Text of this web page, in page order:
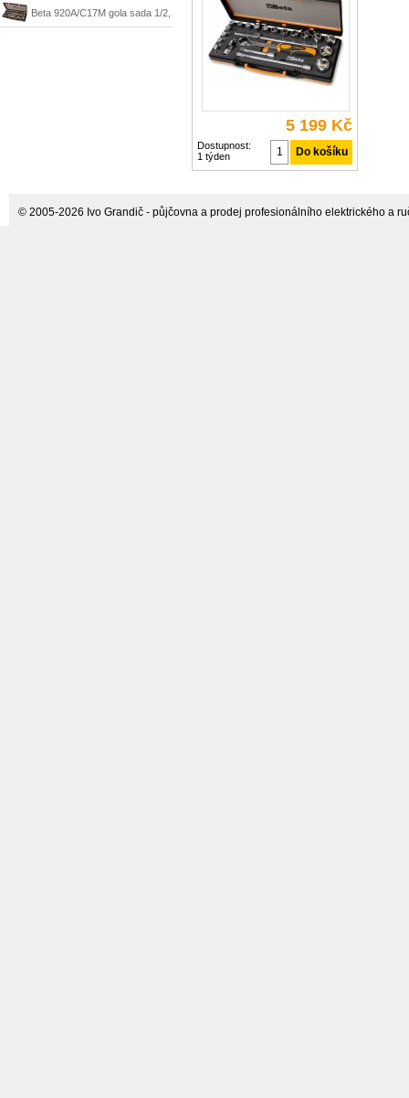
Beta 920A/C17M gola sada 1/2,
obsahuje 22 nářadí Součástí
dodávky je 17
5 199 Kč
Dostupnost:
1 týden
© 2005-2026 Ivo Grandič - půjčovna a prodej profesionálního elektrického a